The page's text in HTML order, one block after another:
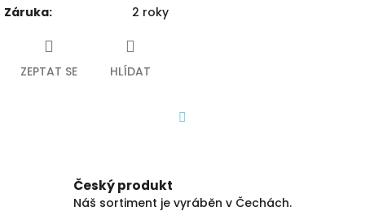
Záruka: 2 roky
ZEPTAT SE HLÍDAT
Český produkt
Náš sortiment je vyráběn v Čechách.